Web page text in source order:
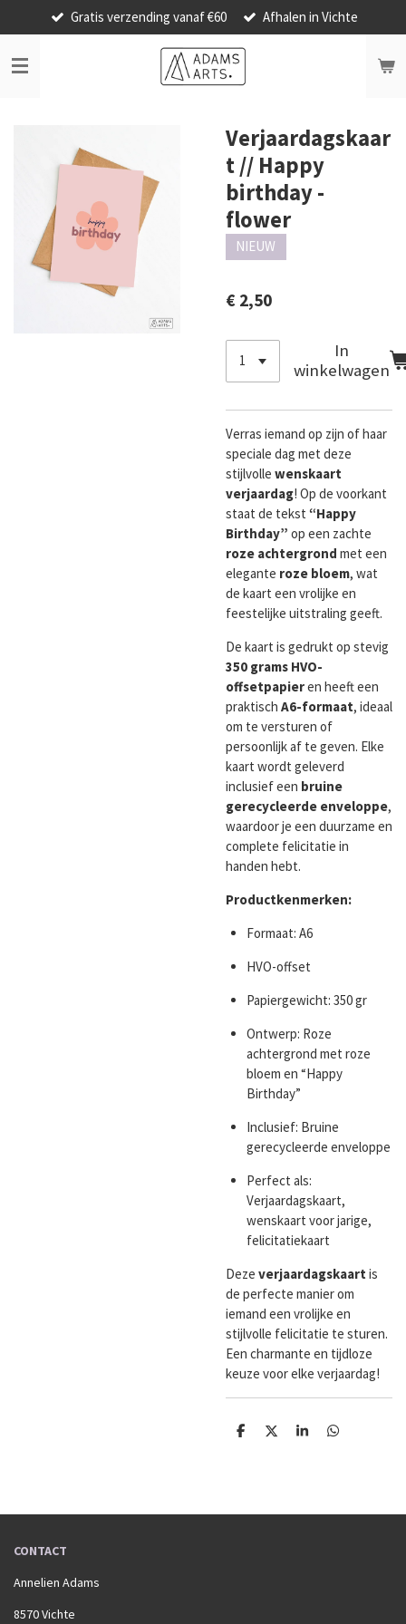
direct
naar
de
Gratis verzending vanaf €60 Afhalen in Vichte
Verjaardagskaar
t // Happy
birthday -
flower
NIEUW
€ 2,50
In
winkelwagen
Verras iemand op zijn of haar
speciale dag met deze
stijlvolle wenskaart
verjaardag! Op de voorkant
staat de tekst “Happy
Birthday” op een zachte
roze achtergrond met een
elegante roze bloem, wat
de kaart een vrolijke en
feestelijke uitstraling geeft.
De kaart is gedrukt op stevig
350 grams HVO-
offsetpapieren heeft een
praktisch A6-formaat, ideaal
om te versturen of
persoonlijk af te geven. Elke
kaart wordt geleverd
inclusief een bruine
gerecycleerde enveloppe,
waardoor je een duurzame en
complete felicitatie in
handen hebt.
Productkenmerken:
Formaat: A6
HVO-offset
Papiergewicht: 350 gr
Ontwerp: Roze
achtergrond met roze
bloem en “Happy
Birthday”
Inclusief: Bruine
gerecycleerde enveloppe
Perfect als:
Verjaardagskaart,
wenskaart voor jarige,
felicitatiekaart
Deze verjaardagskaart is
de perfecte manier om
iemand een vrolijke en
stijlvolle felicitatie te sturen.
Een charmante en tijdloze
keuze voor elke verjaardag!
D
D
S
D
CONTACT
Annelien Adams
8570 Vichte